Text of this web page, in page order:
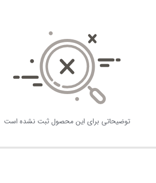
توضیحاتی برای این محصول ثبت نشده است